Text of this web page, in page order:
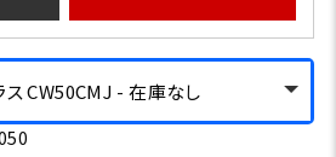
ス CW50CMJ - 在庫なし